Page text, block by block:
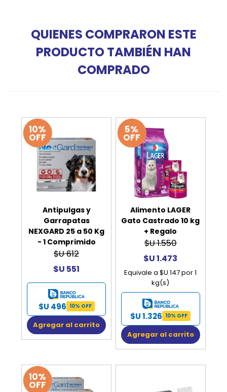
QUIENES COMPRARON ESTE
PRODUCTO TAMBIÉN HAN
COMPRADO
10%
OFF
Antipulgas y
Garrapatas
NEXGARD 25 a 50 Kg
- 1 Comprimido
$U 612
$U 551
$U 496 10% OFF
Agregar al carrito
5%
OFF
Alimento LAGER
Gato Castrado 10 kg
+ Regalo
$U 1.550
$U 1.473
Equivale a $U 147 por 1
kg(s)
$U 1.326 10% OFF
Agregar al carrito
10%
OFF